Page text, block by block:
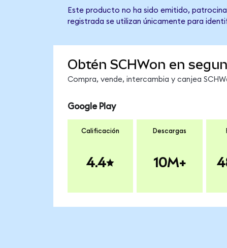
Este producto no ha sido emitido,
registrada se utilizan únicamente para
Obtén SCHWon en
Compra, vende, intercambia y canjea
Google Play
Calificación
4.4
Descargas
10M+